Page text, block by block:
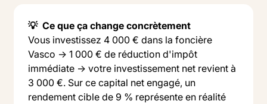
💡 Ce que ça change concrètement
Vous investissez 4 000 € dans la foncière
Vasco → 1 000 € de réduction d'impôt
immédiate → votre investissement net revient à
3 000 €. Sur ce capital net engagé, un
rendement cible de 9 % représente en réalité